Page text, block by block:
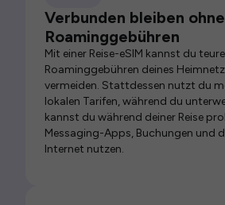
Verbunden bleiben ohne
Roaminggebühren
Mit einer Reise-eSIM kannst du teure
Roaminggebühren deines
vermeiden. Stattdessen nutzt du
lokalen Tarifen, während du
kannst du während deiner Reise
Messaging-Apps, Buchungen und
Internet nutzen.